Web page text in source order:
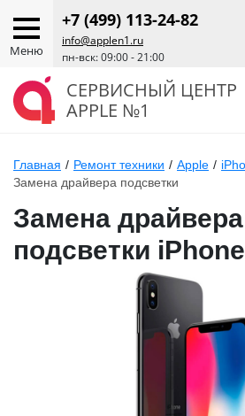
Меню
+7 (499) 113-24-82
info@applen1.ru
пн-вск: 09:00 - 21:00
СЕРВИСНЫЙ ЦЕНТР
APPLE №1
Главная / Ремонт техники / Apple /
Замена драйвера подсветки
Замена драйвера
подсветки